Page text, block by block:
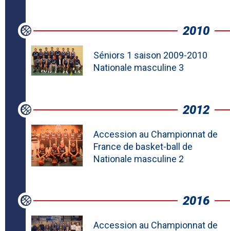
2010
Séniors 1 saison 2009-2010
Nationale masculine 3
2012
Accession au Championnat de
France de basket-ball de
Nationale masculine 2
2016
Accession au Championnat de